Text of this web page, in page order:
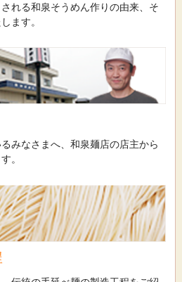
れる和泉そうめん作りの由来、そ
ます。
みなさまへ、和泉麺店の店主から
。